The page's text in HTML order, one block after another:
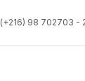
Aide
(+216) 98 702703 -